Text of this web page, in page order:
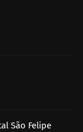
São Felipe